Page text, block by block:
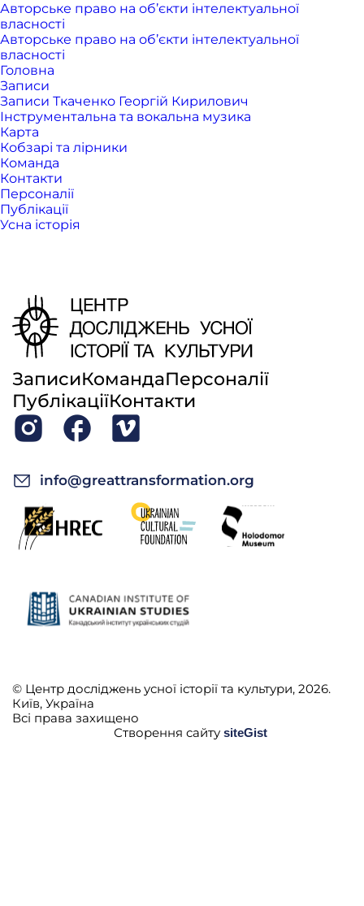
Авторське право на об’єкти інтелектуальної
власності
Авторське право на об’єкти інтелектуальної
власності
Головна
Записи
Записи Ткаченко Георгій Кирилович
Інструментальна та вокальна музика
Карта
Кобзарі та лірники
Команда
Контакти
Персоналії
Публікації
Усна історія
ЗаписиКомандаПерсоналії
ПублікаціїКонтакти
info@greattransformation.org
© Центр досліджень усної історії та культури, 2026.
Київ, Україна
Всі права захищено
Створення сайту siteGist